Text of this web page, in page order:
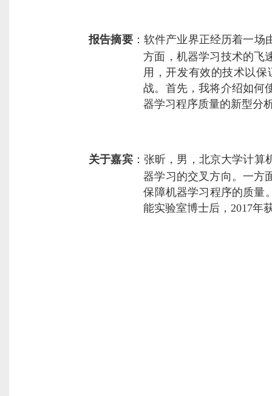
报告摘要： 软件产业界正经历着一场
方面，机器学习技术的飞
用，开发有效的技术以
战。首先，我将介绍如何
器学习程序质量的新型分
关于嘉宾： 张昕，男，北京大学计算
器学习的交叉方向。一方
保障机器学习程序的质量
能实验室博士后，2017年